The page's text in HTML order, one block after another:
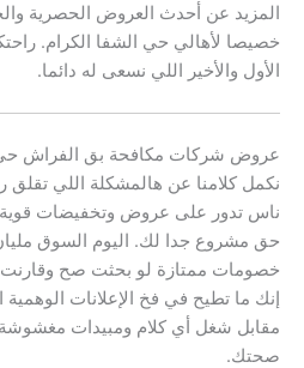
المزيد عن أحدث العروض الحصرية
خصيصا لأهالي حي الشفا الكرام.
الأول والأخير اللي نسعى له دائما.
عروض شركات مكافحة بق الفراش حي
نكمل كلامنا عن هالمشكلة اللي تقلق
ناس تدور على عروض وتخفيضات قوية
حق مشروع جدا لك. اليوم السوق
خصومات ممتازة لو بحثت صح
إنك ما تطيح في فخ الإعلانات
مقابل شغل أي كلام ومبيدات مغشوشة
صحتك.